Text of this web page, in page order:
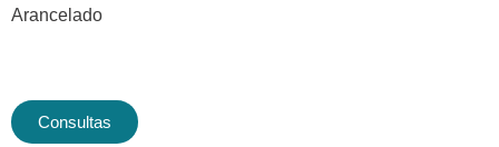
Arancelado
Consultas